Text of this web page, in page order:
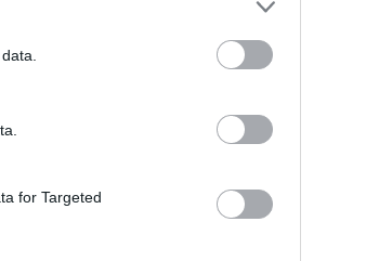
for Targeted
Hakim Ziyech
appartement op
Marcos Leonardo
bij Ajax: 'Hier